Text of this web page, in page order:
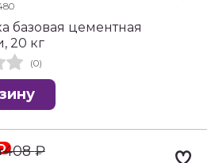
базовая цементная
20 кг
(0)
408₽